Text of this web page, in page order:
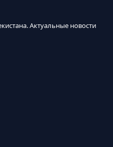
Актуальные новости